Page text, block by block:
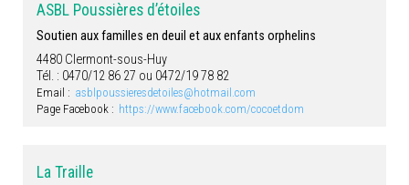
ASBL Poussières d’étoiles
Soutien aux familles en deuil et aux enfants orphelins
4480 Clermont-sous-Huy
Tél. : 0470/12 86 27 ou 0472/19 78 82
Email : asblpoussieresdetoiles@hotmail.com
Page Facebook : https://www.facebook.com/cocoetdom
La Traille